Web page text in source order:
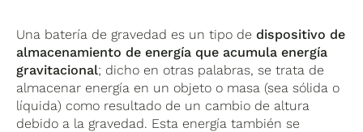
Una batería de gravedad es un tipo de dispositivo de
almacenamiento de energía que acumula energía
gravitacional; dicho en otras palabras, se trata de
almacenar energía en un objeto o masa (sea sólida o
líquida) como resultado de un cambio de altura
debido a la gravedad. Esta energía también se